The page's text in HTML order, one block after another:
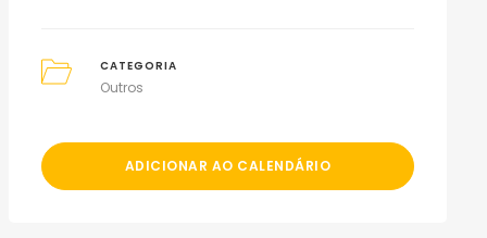
CATEGORIA
Outros
ADICIONAR AO CALENDÁRIO